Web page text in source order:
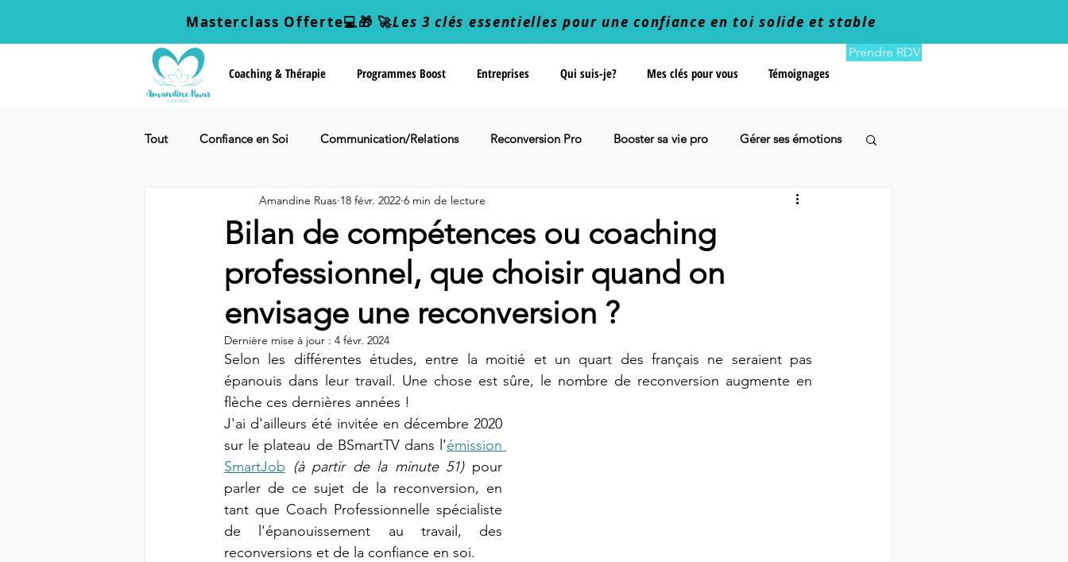
Masterclass Offerte💻🎁 🚀Les 3 clés essentielles pour une confiance en toi solide et stable
Coaching & Thérapie Programmes Boost Entreprises Qui suis-je? Mes clés pour vous Témoignages
Prendre RDV
Tout Confiance en Soi Communication/Relations Reconversion Pro Booster sa vie pro Gérer ses émotions
Vers plus d'épanouissement Organisation
Bilan de compétences ou coaching
professionnel, que choisir quand on
envisage une reconversion ?
Amandine Ruas 18 févr. 2022 6 min de lecture
Dernière mise à jour : 4 févr. 2024
Selon les différentes études, entre la moitié et un quart des français ne seraient pas
épanouis dans leur travail. Une chose est sûre, le nombre de reconversion augmente en
flèche ces dernières années !
J'ai d'ailleurs été invitée en décembre 2020
sur le plateau de BSmartTV dans l'émission
SmartJob (à partir de la minute 51) pour
parler de ce sujet de la reconversion, en
tant que Coach Professionnelle spécialiste
de l'épanouissement au travail, des
reconversions et de la confiance en soi.